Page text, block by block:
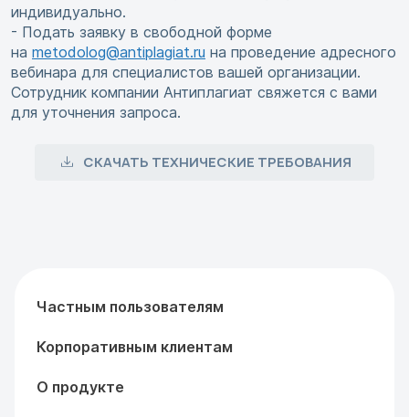
индивидуально.
- Подать заявку в свободной форме
на metodolog@antiplagiat.ru на проведение адресного
вебинара для специалистов вашей организации.
Сотрудник компании Антиплагиат свяжется с вами
для уточнения запроса.
СКАЧАТЬ ТЕХНИЧЕСКИЕ ТРЕБОВАНИЯ
Частным пользователям
Корпоративным клиентам
О продукте